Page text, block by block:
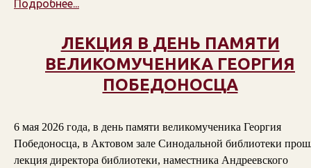
Подробнее...
ЛЕКЦИЯ В ДЕНЬ ПАМЯТИ
ВЕЛИКОМУЧЕНИКА ГЕОРГИЯ
ПОБЕДОНОСЦА
6 мая 2026 года, в день памяти великомученика Георгия
Победоносца, в Актовом зале Синодальной библиотеки
лекция директора библиотеки, наместника Андреевского